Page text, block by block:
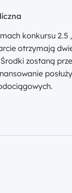
konkursu
otrzymają
zostaną